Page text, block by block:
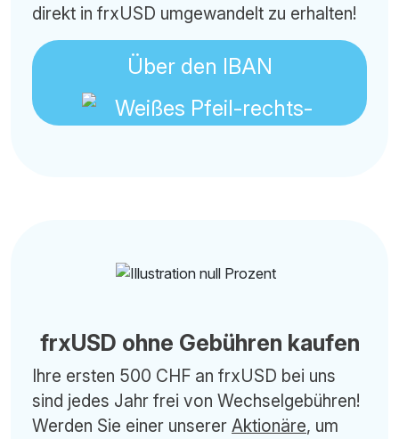
direkt in frxUSD umgewandelt zu erhalten!
Über den IBAN
frxUSD ohne Gebühren kaufen
Ihre ersten 500 CHF an frxUSD bei uns
sind jedes Jahr frei von Wechselgebühren!
Werden Sie einer unserer Aktionäre, um